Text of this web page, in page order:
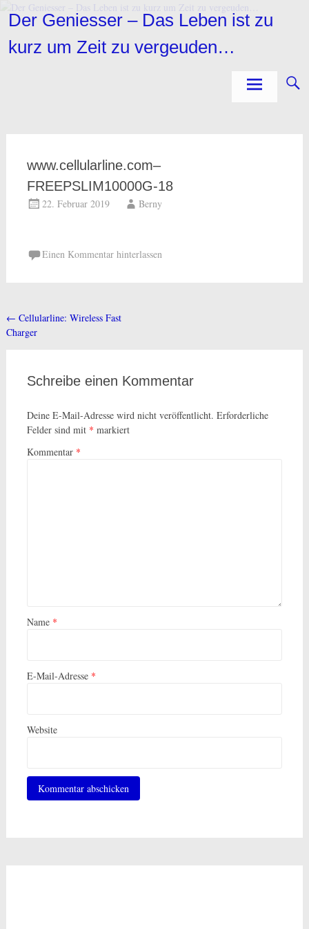
Zum
InhaltDer Geniesser – Das Leben ist zu
kurz um Zeit zu vergeuden…
www.cellularline.com–
FREEPSLIM10000G-18
22. Februar 2019 Berny
Einen Kommentar hinterlassen
Beitragsnavigation
← Cellularline: Wireless Fast
Charger
Schreibe einen Kommentar
Deine E-Mail-Adresse wird nicht veröffentlicht. Erforderliche
Felder sind mit * markiert
Kommentar *
Name *
E-Mail-Adresse *
Website